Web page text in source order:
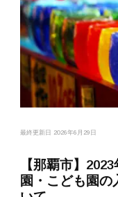
最終更新日 2026年6月29日
【那覇市】
園・こども園